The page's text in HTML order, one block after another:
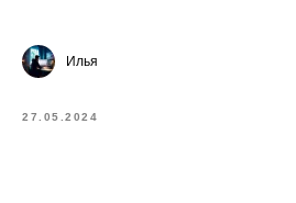
Илья
27.05.2024